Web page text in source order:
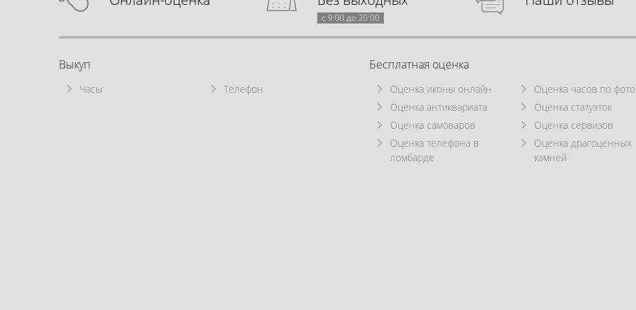
с 9:00 до 20:00
Выкуп
Часы Телефон
Бесплатная оценка
Оценка иконы онлайн
Оценка часов по фото
Оценка антиквариата
Оценка статуэток
Оценка самоваров
Оценка сервизов
Оценка телефона в
ломбарде
Оценка драгоценных
камней